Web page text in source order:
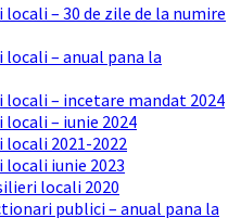
– 30 de zile de la numire
– anual pana la
– incetare mandat 2024
– iunie 2024
2021-2022
iunie 2023
locali 2020
publici – anual pana la